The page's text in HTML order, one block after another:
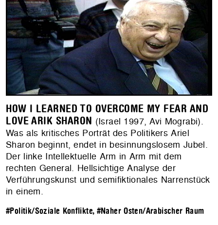
HOW I LEARNED TO OVERCOME MY FEAR AND
LOVE ARIK SHARON (Israel 1997, Avi Mograbi).
Was als kritisches Porträt des Politikers Ariel
Sharon beginnt, endet in besinnungslosem Jubel.
Der linke Intellektuelle Arm in Arm mit dem
rechten General. Hellsichtige Analyse der
Verführungskunst und semifiktionales Narrenstück
in einem.
#Politik/Soziale Konflikte, #Naher Osten/Arabischer Raum